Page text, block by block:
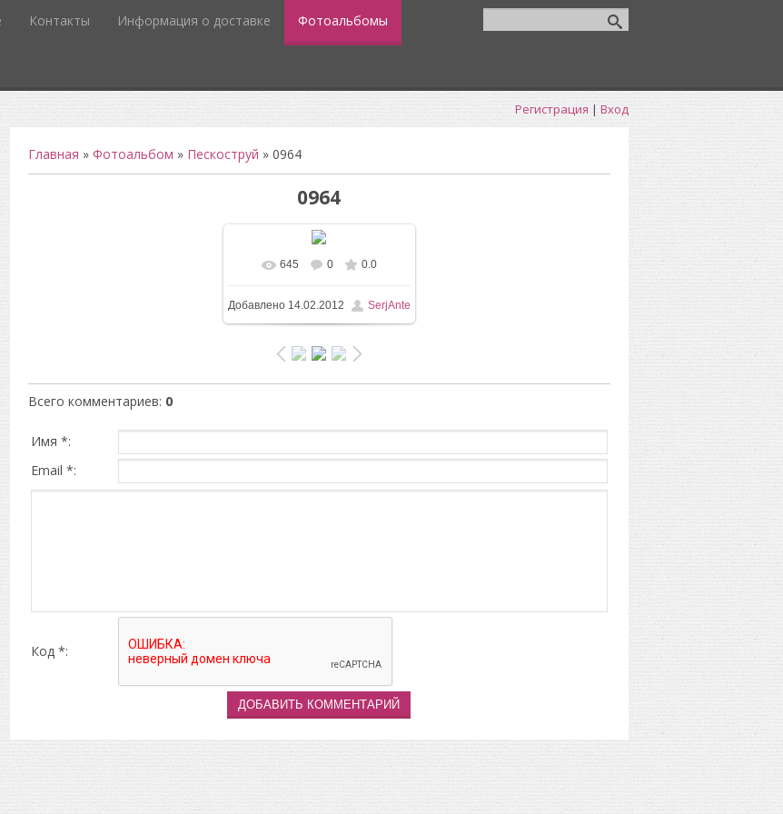
Контакты Информация о доставке Фотоальбомы
Регистрация | Вход
Главная » Фотоальбом » Пескоструй » 0964
0964
В реальном размере
945x732/ 53.2Kb
645 0 0.0
Добавлено14.02.2012 SerjAnte
Всего комментариев: 0
Имя *:
Email *:
Код *: